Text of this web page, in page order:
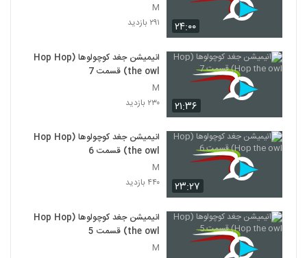
۲۴:۰۰
M
۲۹۱ بازدید
۲۱:۳۶
انیمیشن جغد کوچولوها (Hop Hop
the owl) قسمت 7
M
۲۳۰ بازدید
۲۳:۲۷
انیمیشن جغد کوچولوها (Hop Hop
the owl) قسمت 6
M
۴۴۰ بازدید
انیمیشن جغد کوچولوها (Hop Hop
the owl) قسمت 5
M